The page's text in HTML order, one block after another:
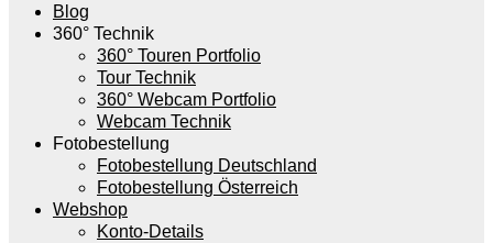
Blog
360° Technik
360° Touren Portfolio
Tour Technik
360° Webcam Portfolio
Webcam Technik
Fotobestellung
Fotobestellung Deutschland
Fotobestellung Österreich
Webshop
Konto-Details